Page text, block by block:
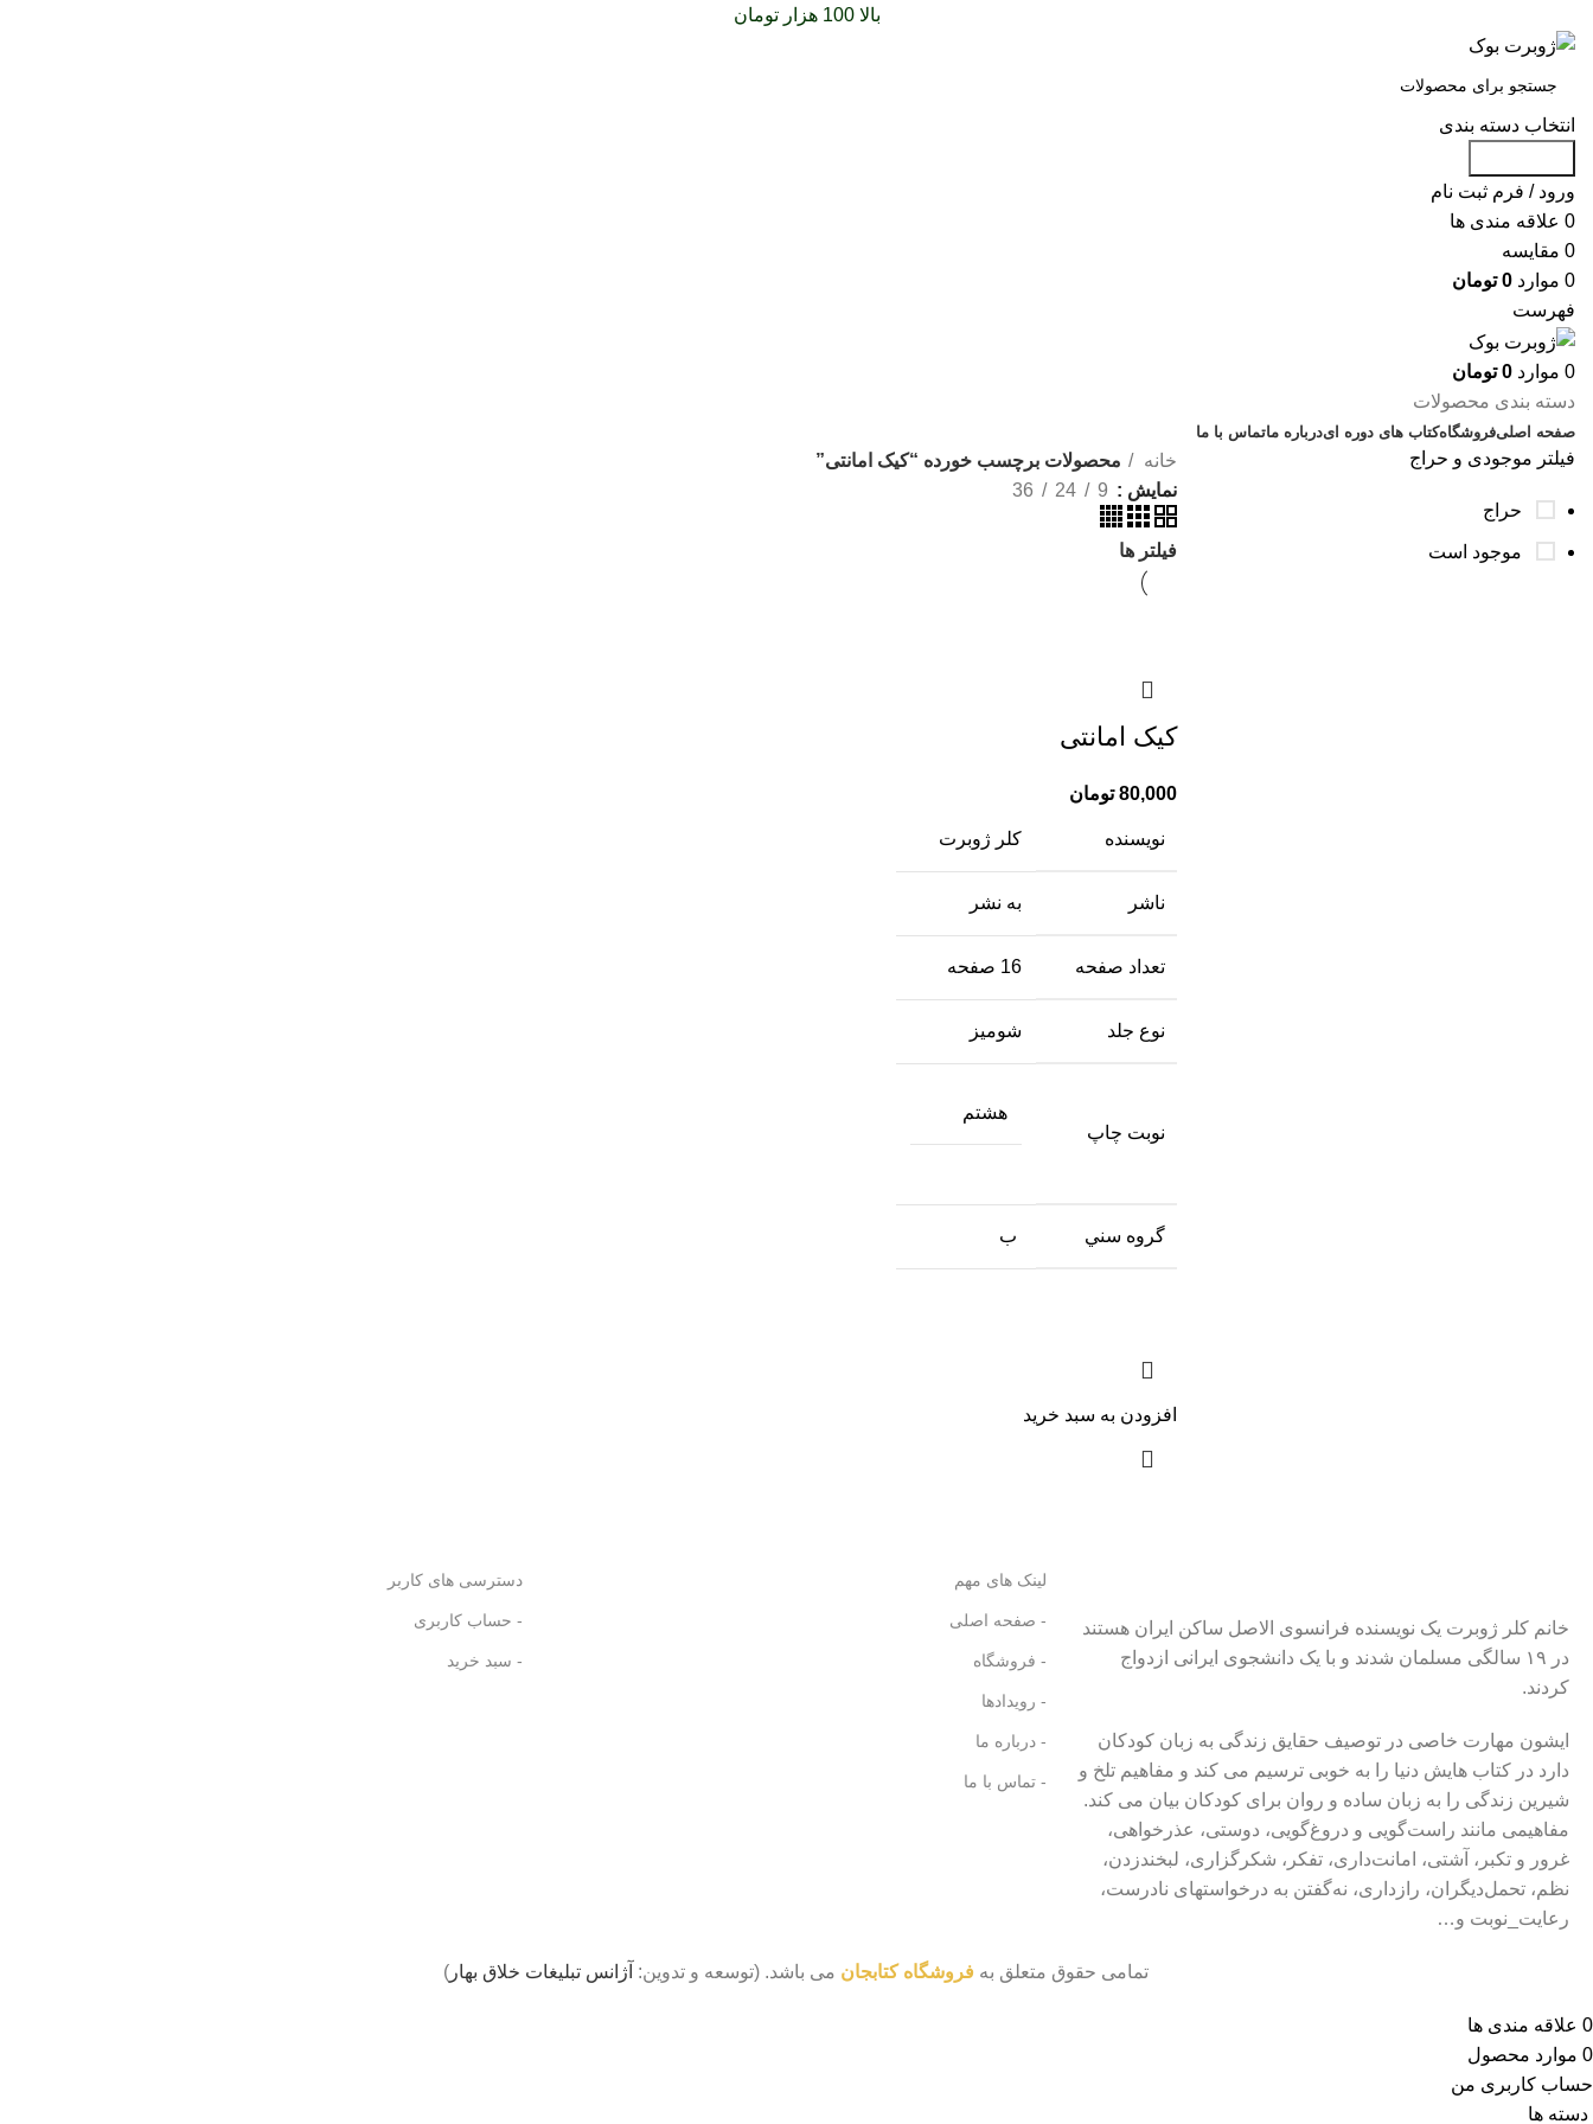
بالا 100 هزار تومان
انتخاب دسته بندی
ورود / فرم ثبت نام
0 علاقه مندی ها
0 مقایسه
0 موارد 0 تومان
فهرست
0 موارد 0 تومان
دسته بندی محصولات
صفحه اصلیفروشگاهکتاب های دوره ایدرباره ماتماس با ما
فیلتر موجودی و حراج
حراج
موجود است
خانه
محصولات برچسب خورده “کیک امانتی”
نمایش
9
24
36
فیلتر ها
کیک امانتی
80,000 تومان
نویسنده کلر ژوبرت
ناشر به نشر
تعداد صفحه 16 صفحه
نوع جلد شومیز
نوبت چاپ
هشتم
گروه سني ب
افزودن به سبد خرید
خانم کلر ژوبرت یک نویسنده فرانسوی الاصل ساکن ایران هستند
در ۱۹ سالگی مسلمان شدند و با یک دانشجوی ایرانی ازدواج
کردند.
ایشون مهارت خاصی در توصیف حقایق زندگی به زبان کودکان
دارد در کتاب هایش دنیا را به خوبی ترسیم می کند و مفاهیم تلخ و
شیرین زندگی را به زبان ساده و روان برای کودکان بیان می کند.
مفاهیمی مانند راست‌گویی و دروغ‌گویی، دوستی، عذرخواهی،
غرور و تکبر، آشتی، امانت‌داری، تفکر، شکرگزاری، لبخندزدن،
نظم، تحمل‌دیگران، رازداری، نه‌گفتن به درخواستهای نادرست،
رعایت_نوبت و…
لینک های مهم
- صفحه اصلی
- فروشگاه
- رویدادها
- درباره ما
- تماس با ما
دسترسی های کاربر
- حساب کاربری
- سبد خرید
تمامی حقوق متعلق به فروشگاه کتابجان می باشد. (توسعه و تدوین: آژانس تبلیغات خلاق بهار )
0 علاقه مندی ها
0 موارد محصول
حساب کاربری من
دسته ها